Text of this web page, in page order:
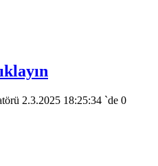
2.3.2025 18:25:34 `de 0